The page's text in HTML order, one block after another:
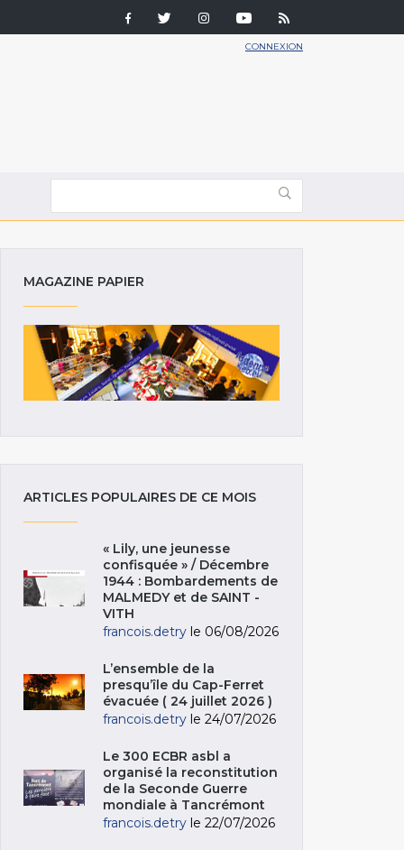
CONNEXION
MAGAZINE PAPIER
ARTICLES POPULAIRES DE CE MOIS
« Lily, une jeunesse
confisquée » / Décembre
1944 : Bombardements de
MALMEDY et de SAINT -
VITH
francois.detry le 06/08/2026
L’ensemble de la
presqu’île du Cap-Ferret
évacuée ( 24 juillet 2026 )
francois.detry le 24/07/2026
Le 300 ECBR asbl a
organisé la reconstitution
de la Seconde Guerre
mondiale à Tancrémont
francois.detry le 22/07/2026